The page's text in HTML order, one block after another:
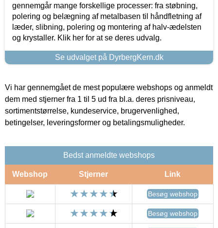
gennemgår mange forskellige processer: fra støbning,
polering og belægning af metalbasen til håndfletning af
læder, slibning, polering og montering af halv-ædelsten
og krystaller. Klik her for at se deres udvalg.
Se udvalget på DyrbergKern.dk
Vi har gennemgået de mest populære webshops og anmeldt
dem med stjerner fra 1 til 5 ud fra bl.a. deres prisniveau,
sortimentstørrelse, kundeservice, brugervenlighed,
betingelser, leveringsformer og betalingsmuligheder.
Bedst anmeldte webshops
Webshop Stjerner Link
Besøg webshop
Besøg webshop